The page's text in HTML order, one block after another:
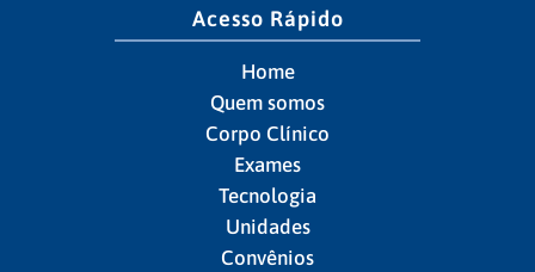
Acesso Rápido
Home
Quem somos
Corpo Clínico
Exames
Tecnologia
Unidades
Convênios